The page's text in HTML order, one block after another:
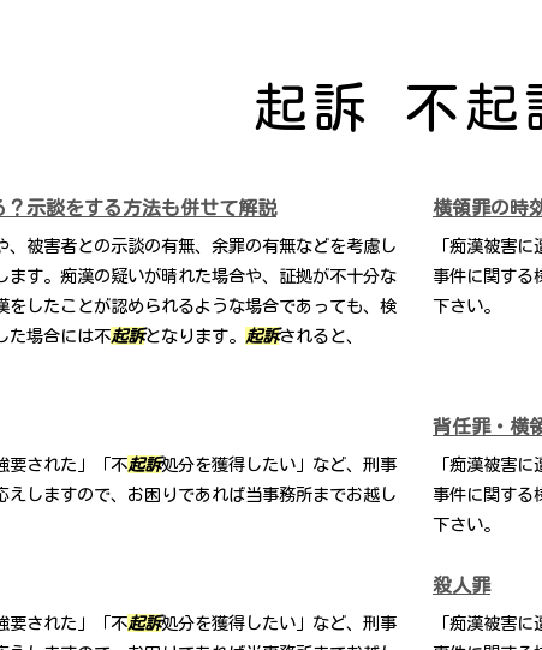
起訴 不起
示談をする方法も併せて解説
、被害者との示談の有無、余罪の有無などを考慮し
ます。痴漢の疑いが晴れた場合や、証拠が不十分な
をしたことが認められるような場合であっても、検
た場合には不起訴となります。 起訴されると、
横領罪の時
「痴漢被害
事件に関する
下さい。
要された」「不起訴処分を獲得したい」など、刑事
えしますので、お困りであれば当事務所までお越し
背任罪・横
「痴漢被害
事件に関する
下さい。
要された」「不起訴処分を獲得したい」など、刑事
殺人罪
「痴漢被害